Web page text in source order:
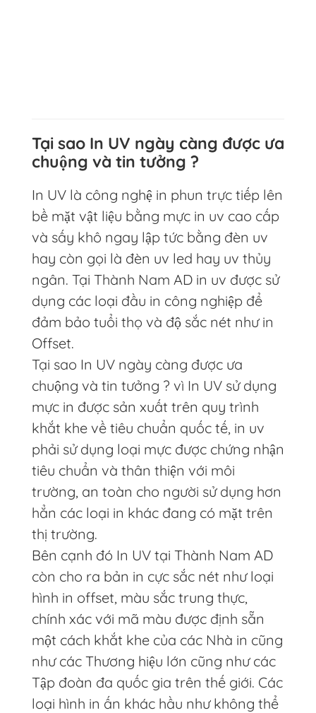
Tại sao In UV ngày càng được ưa
chuộng và tin tưởng ?
In UV là công nghệ in phun trực tiếp lên
bề mặt vật liệu bằng mực in uv cao cấp
và sấy khô ngay lập tức bằng đèn uv
hay còn gọi là đèn uv led hay uv thủy
ngân. Tại Thành Nam AD in uv được sử
dụng các loại đầu in công nghiệp để
đảm bảo tuổi thọ và độ sắc nét như in
Offset.
Tại sao In UV ngày càng được ưa
chuộng và tin tưởng ? vì In UV sử dụng
mực in được sản xuất trên quy trình
khắt khe về tiêu chuẩn quốc tế, in uv
phải sử dụng loại mực được chứng nhận
tiêu chuẩn và thân thiện với môi
trường, an toàn cho người sử dụng hơn
hẳn các loại in khác đang có mặt trên
thị trường.
Bên cạnh đó In UV tại Thành Nam AD
còn cho ra bản in cực sắc nét như loại
hình in offset, màu sắc trung thực,
chính xác với mã màu được định sẵn
một cách khắt khe của các Nhà in cũng
như các Thương hiệu lớn cũng như các
Tập đoàn đa quốc gia trên thế giới. Các
loại hình in ấn khác hầu như không thể